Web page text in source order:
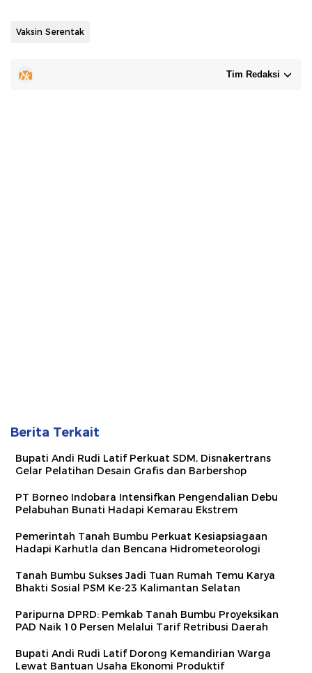
Vaksin Serentak
Tim Redaksi
Berita Terkait
Bupati Andi Rudi Latif Perkuat SDM, Disnakertrans
Gelar Pelatihan Desain Grafis dan Barbershop
PT Borneo Indobara Intensifkan Pengendalian Debu
Pelabuhan Bunati Hadapi Kemarau Ekstrem
Pemerintah Tanah Bumbu Perkuat Kesiapsiagaan
Hadapi Karhutla dan Bencana Hidrometeorologi
Tanah Bumbu Sukses Jadi Tuan Rumah Temu Karya
Bhakti Sosial PSM Ke-23 Kalimantan Selatan
Paripurna DPRD: Pemkab Tanah Bumbu Proyeksikan
PAD Naik 10 Persen Melalui Tarif Retribusi Daerah
Bupati Andi Rudi Latif Dorong Kemandirian Warga
Lewat Bantuan Usaha Ekonomi Produktif